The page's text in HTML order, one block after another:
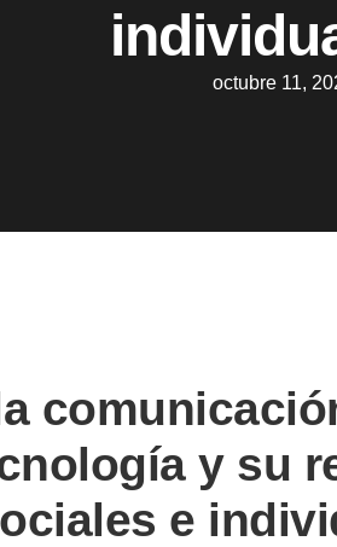
octubre 11,
y su
e